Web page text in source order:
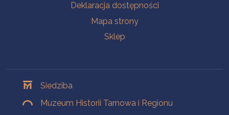
Deklaracja dostępności
Mapa strony
Sklep
Siedziba
Muzeum Historii Tarnowa i Regionu